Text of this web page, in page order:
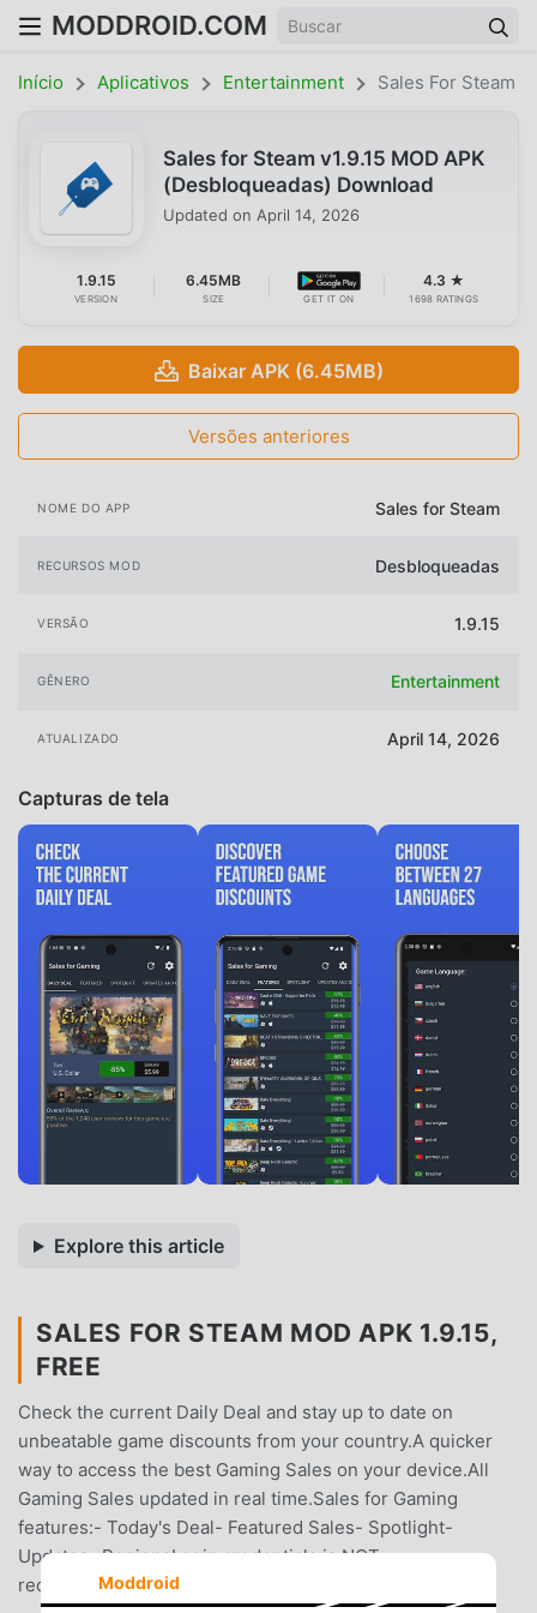
MODDROID.COM
Início Aplicativos Entertainment Sales For Steam
Sales for Steam v1.9.15 MOD APK
(Desbloqueadas) Download
Updated on April 14, 2026
1.9.15
VERSION
6.45MB
SIZE GET IT ON
4.3 ★
1698 RATINGS
Baixar APK (6.45MB)
Versões anteriores
NOME DO APP Sales for Steam
RECURSOS MOD Desbloqueadas
VERSÃO 1.9.15
GÊNERO Entertainment
ATUALIZADO April 14, 2026
Capturas de tela
Explore this article
SALES FOR STEAM MOD APK 1.9.15,
FREE
Check the current Daily Deal and stay up to date on
unbeatable game discounts from your country.A quicker
way to access the best Gaming Sales on your device.All
Gaming Sales updated in real time.Sales for Gaming
features:- Today's Deal- Featured Sales- Spotlight-
Updates- RegionsLogin credentials is NOT
required.Purchase is NOT done via the app.
Moddroid